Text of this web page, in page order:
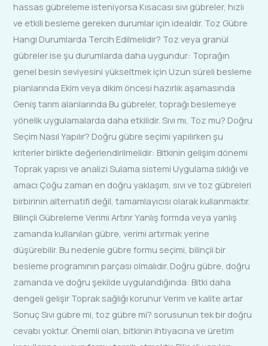
hassas gübreleme isteniyorsa Kısacası sıvı gübreler, hızlı
ve etkili besleme gereken durumlar için idealdir. Toz Gübre
Hangi Durumlarda Tercih Edilmelidir? Toz veya granül
gübreler ise şu durumlarda daha uygundur: Toprağın
genel besin seviyesini yükseltmek için Uzun süreli besleme
planlarında Ekim veya dikim öncesi hazırlık aşamasında
Geniş tarım alanlarında Bu gübreler, toprağı beslemeye
yönelik uygulamalarda daha etkilidir. Sıvı mı, Toz mu? Doğru
Seçim Nasıl Yapılır? Doğru gübre seçimi yapılırken şu
kriterler birlikte değerlendirilmelidir: Bitkinin gelişim dönemi
Toprak yapısı ve analizi Sulama sistemi Uygulama sıklığı ve
amacı Çoğu zaman en doğru yaklaşım, sıvı ve toz gübreleri
birbirinin alternatifi değil, tamamlayıcısı olarak kullanmaktır.
Bilinçli Gübreleme Verimi Artırır Yanlış formda veya yanlış
zamanda kullanılan gübre, verimi artırmak yerine
düşürebilir. Bu nedenle gübre formu seçimi, bilinçli bir
besleme programının parçası olmalıdır. Doğru gübre, doğru
zamanda ve doğru şekilde uygulandığında: Bitki daha
dengeli gelişir Toprak sağlığı korunur Verim ve kalite artar
Sonuç Sıvı gübre mi, toz gübre mi? sorusunun tek bir doğru
cevabı yoktur. Önemli olan, bitkinin ihtiyacına ve üretim